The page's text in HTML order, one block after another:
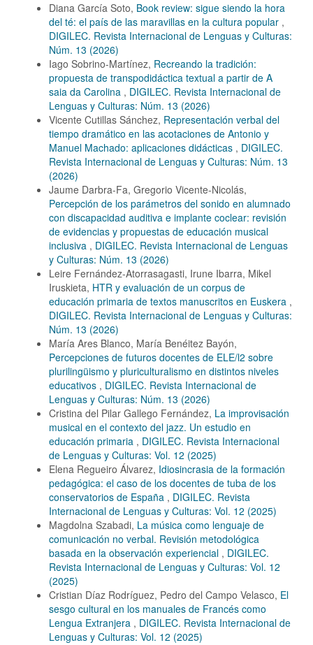
Diana García Soto, Book review: sigue siendo la hora
del té: el país de las maravillas en la cultura popular ,
DIGILEC. Revista Internacional de Lenguas y Culturas:
Núm. 13 (2026)
Iago Sobrino-Martínez, Recreando la tradición:
propuesta de transpodidáctica textual a partir de A
saia da Carolina , DIGILEC. Revista Internacional de
Lenguas y Culturas: Núm. 13 (2026)
Vicente Cutillas Sánchez, Representación verbal del
tiempo dramático en las acotaciones de Antonio y
Manuel Machado: aplicaciones didácticas , DIGILEC.
Revista Internacional de Lenguas y Culturas: Núm. 13
(2026)
Jaume Darbra-Fa, Gregorio Vicente-Nicolás,
Percepción de los parámetros del sonido en alumnado
con discapacidad auditiva e implante coclear: revisión
de evidencias y propuestas de educación musical
inclusiva , DIGILEC. Revista Internacional de Lenguas
y Culturas: Núm. 13 (2026)
Leire Fernández-Atorrasagasti, Irune Ibarra, Mikel
Iruskieta, HTR y evaluación de un corpus de
educación primaria de textos manuscritos en Euskera ,
DIGILEC. Revista Internacional de Lenguas y Culturas:
Núm. 13 (2026)
María Ares Blanco, María Benéitez Bayón,
Percepciones de futuros docentes de ELE/l2 sobre
plurilingüismo y pluriculturalismo en distintos niveles
educativos , DIGILEC. Revista Internacional de
Lenguas y Culturas: Núm. 13 (2026)
Cristina del Pilar Gallego Fernández, La improvisación
musical en el contexto del jazz. Un estudio en
educación primaria , DIGILEC. Revista Internacional
de Lenguas y Culturas: Vol. 12 (2025)
Elena Regueiro Álvarez, Idiosincrasia de la formación
pedagógica: el caso de los docentes de tuba de los
conservatorios de España , DIGILEC. Revista
Internacional de Lenguas y Culturas: Vol. 12 (2025)
Magdolna Szabadi, La música como lenguaje de
comunicación no verbal. Revisión metodológica
basada en la observación experiencial , DIGILEC.
Revista Internacional de Lenguas y Culturas: Vol. 12
(2025)
Cristian Díaz Rodríguez, Pedro del Campo Velasco, El
sesgo cultural en los manuales de Francés como
Lengua Extranjera , DIGILEC. Revista Internacional de
Lenguas y Culturas: Vol. 12 (2025)